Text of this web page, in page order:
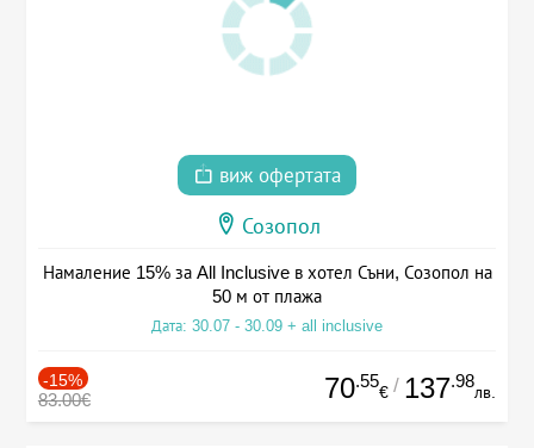
виж офертата
Созопол
Намаление 15% за All Inclusive в хотел Съни, Созопол на
50 м от плажа
Дата: 30.07 - 30.09 + all inclusive
-15%
83.00€ 70.55
€ / 137.98
лв.